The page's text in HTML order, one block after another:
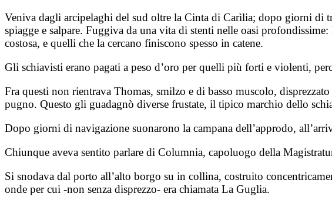
Veniva dagli arcipelaghi del sud oltre la Cinta di Carìlia; dopo giorni di
spiagge e salpare. Fuggiva da una vita di stenti nelle oasi
costosa, e quelli che la cercano finiscono spesso in catene.
Gli schiavisti erano pagati a peso d’oro per quelli più forti e violenti,
Fra questi non rientrava Thomas, smilzo e di basso muscolo,
pugno. Questo gli guadagnò diverse frustate, il tipico marchio dello
Dopo giorni di navigazione suonarono la campana dell’approdo,
Chiunque aveva sentito parlare di Columnia, capoluogo della
Si snodava dal porto all’alto borgo su in collina, costruito
onde per cui -non senza disprezzo- era chiamata La Guglia.